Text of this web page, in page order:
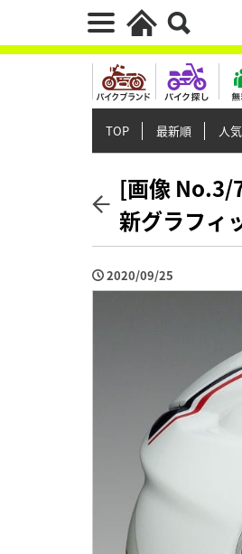
TOP 最新順 人
[画像 No.3/
新グラフィ
2020/09/25